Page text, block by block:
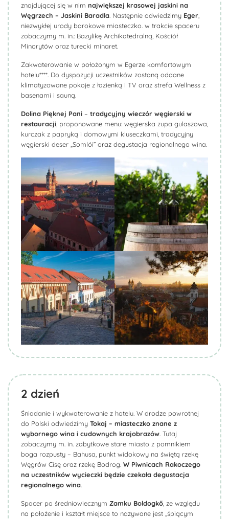
znajdującej się w nim największej krasowej jaskini na
Węgrzech – Jaskini Baradla . Następnie odwiedzimy Eger
niezwykłej urody barokowe miasteczko. w trakcie spaceru
zobaczymy m. in.: Bazylikę Archikatedralną, Kościół
Minorytów oraz turecki minaret.
Zakwaterowanie w położonym w Egerze komfortowym
hotelu****. Do dyspozycji uczestników zostaną oddane
klimatyzowane pokoje z łazienką i TV oraz strefa Wellness z
basenami i sauną.
Dolina Pięknej Pani – tradycyjny wieczór węgierski w
restauracji , proponowane menu: węgierska zupa gulaszowa,
kurczak z papryką i domowymi kluseczkami, tradycyjny
węgierski deser „Somlói” oraz degustacja regionalnego wina.
Biuro Podróży KROCZEK Biuro Podróży KROCZEK
Biuro Podróży KROCZEK Biuro Podróży KROCZEK
2 dzień
Śniadanie i wykwaterowanie z hotelu. W drodze powrotnej
do Polski odwiedzimy Tokaj – miasteczko znane z
wybornego wina i cudownych krajobrazów . Tutaj
zobaczymy m. in. zabytkowe stare miasto z pomnikiem
boga rozpusty – Bahusa, punkt widokowy na świętą rzekę
Węgrów Cisę oraz rzekę Bodrog. W Piwnicach Rakoczego
na uczestników wycieczki będzie czekała degustacja
regionalnego wina
Spacer po średniowiecznym Zamku Boldogkő , ze względu
na położenie i kształt miejsce to nazywane jest „śpiącym